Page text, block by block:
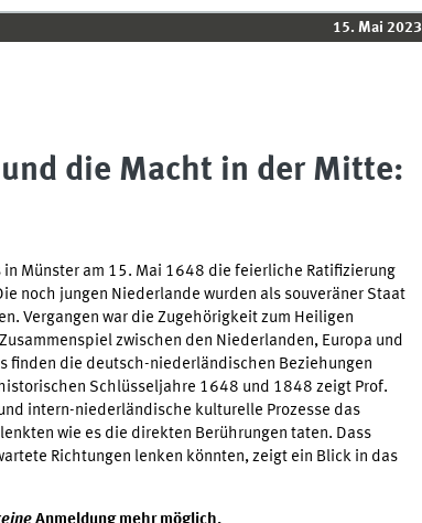
15. Mai 2023
die Macht in der Mitte:
Münster am 15. Mai 1648 die feierliche Ratifizierung
noch jungen Niederlande wurden als souveräner Staat
Vergangen war die Zugehörigkeit zum Heiligen
zwischen den Niederlanden, Europa und
finden die deutsch-niederländischen Beziehungen
Schlüsseljahre 1648 und 1848 zeigt Prof.
intern-niederländische kulturelle Prozesse das
wie es die direkten Berührungen taten. Dass
Richtungen lenken könnten, zeigt ein Blick in das